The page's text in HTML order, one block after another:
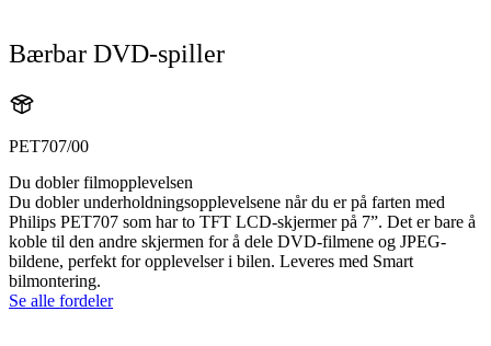
Bærbar DVD-spiller
PET707/00
Du dobler filmopplevelsen
Du dobler underholdningsopplevelsene når du er på farten med
Philips PET707 som har to TFT LCD-skjermer på 7”. Det er bare å
koble til den andre skjermen for å dele DVD-filmene og JPEG-
bildene, perfekt for opplevelser i bilen. Leveres med Smart
bilmontering.
Se alle fordeler